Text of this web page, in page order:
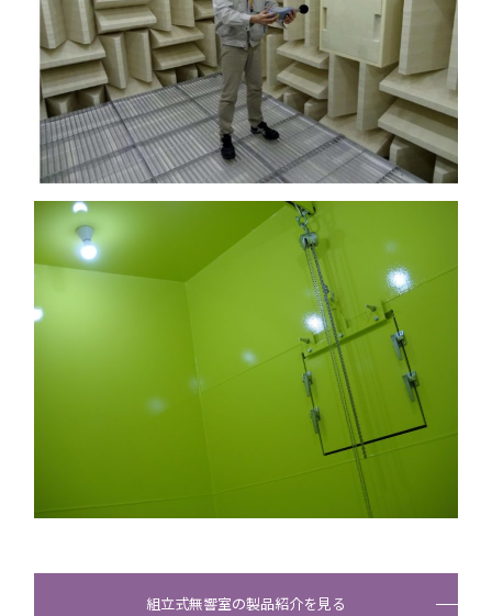
組立式無響室の製品紹介を見る